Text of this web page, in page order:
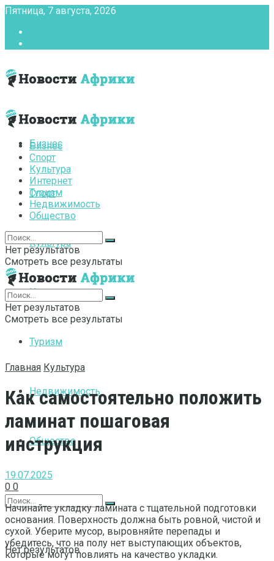
Пятница, 7 августа, 2026
Бизнес
Спорт
Культура
Интернет
Туризм
Недвижимость
Общество
Нет результатов
Бизнес
Спорт
Культура
Интернет
Туризм
Недвижимость
Общество
Нет результатов
Смотреть все результаты
Нет результатов
Смотреть все результаты
Главная Культура
Как самостоятельно положить
ламинат пошаговая
инструкция
19.07.2025
0 0
Начинайте укладку ламината с тщательной подготовки
основания. Поверхность должна быть ровной, чистой и
сухой. Уберите мусор, выровняйте перепады и
убедитесь, что на полу нет выступающих объектов,
которые могут повлиять на качество укладки.